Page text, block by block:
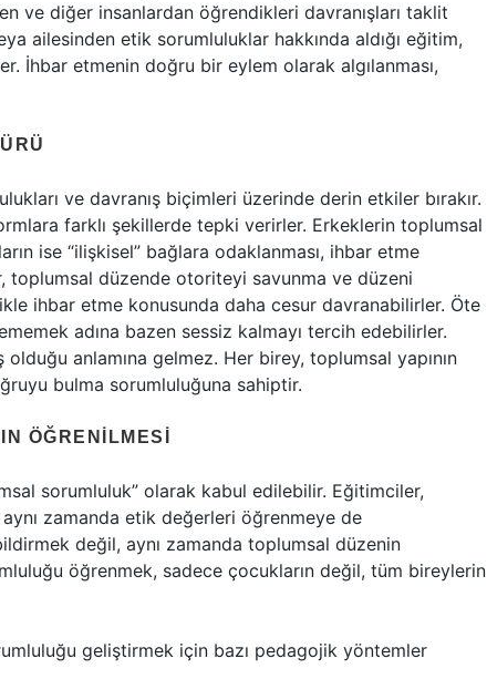
ve diğer insanlardan öğrendikleri davranışları taklit
ailesinden etik sorumluluklar hakkında aldığı eğitim,
İhbar etmenin doğru bir eylem olarak algılanması,
ve davranış biçimleri üzerinde derin etkiler bırakır.
farklı şekillerde tepki verirler. Erkeklerin toplumsal
ise “ilişkisel” bağlara odaklanması, ihbar etme
toplumsal düzende otoriteyi savunma ve düzeni
ihbar etme konusunda daha cesur davranabilirler. Öte
adına bazen sessiz kalmayı tercih edebilirler.
anlamına gelmez. Her birey, toplumsal yapının
bulma sorumluluğuna sahiptir.
ÖĞRENILMESI
sorumluluk” olarak kabul edilebilir. Eğitimciler,
zamanda etik değerleri öğrenmeye de
değil, aynı zamanda toplumsal düzenin
öğrenmek, sadece çocukların değil, tüm bireylerin
geliştirmek için bazı pedagojik yöntemler